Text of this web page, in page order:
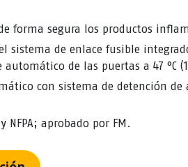
forma segura los productos
sistema de enlace fusible
de las puertas a 47 °C
con sistema de detención de
NFPA; aprobado por FM.